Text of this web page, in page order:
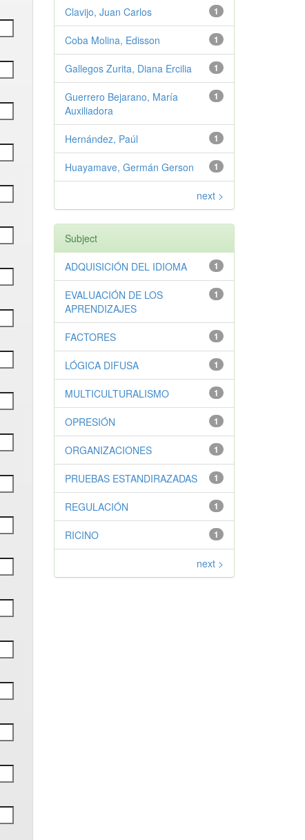
1
Clavijo, Juan Carlos
1
Coba Molina, Edisson
1
Gallegos Zurita, Diana Ercilia
1
Guerrero Bejarano, María
Auxiliadora
1
Hernández, Paúl
1
Huayamave, Germán Gerson
next >
Subject
1
ADQUISICIÓN DEL IDIOMA
1
EVALUACIÓN DE LOS
APRENDIZAJES
1
FACTORES
1
LÓGICA DIFUSA
1
MULTICULTURALISMO
1
OPRESIÓN
1
ORGANIZACIONES
1
PRUEBAS ESTANDIRAZADAS
1
REGULACIÓN
1
RICINO
next >